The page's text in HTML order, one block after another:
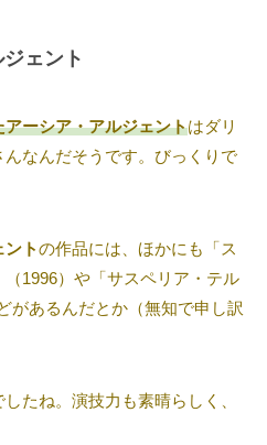
ェント
ーシア・アルジェントはダリ
なんだそうです。びっくりで
トの作品には、ほかにも「ス
1996）や「サスペリア・テル
があるんだとか（無知で申し訳
したね。演技力も素晴らしく、